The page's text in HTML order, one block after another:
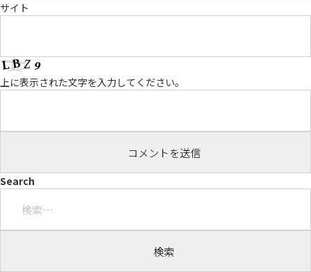
サイト
上に表示された文字を入力してください。
Search